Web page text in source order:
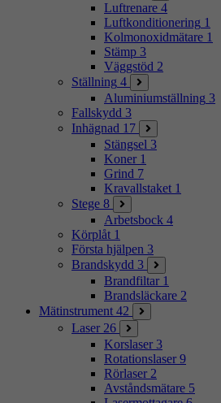
Luftrenare 4
Luftkonditionering 1
Kolmonoxidmätare 1
Stämp 3
Väggstöd 2
Ställning 4
Aluminiumställning 3
Fallskydd 3
Inhägnad 17
Stängsel 3
Koner 1
Grind 7
Kravallstaket 1
Stege 8
Arbetsbock 4
Körplåt 1
Första hjälpen 3
Brandskydd 3
Brandfiltar 1
Brandsläckare 2
Mätinstrument 42
Laser 26
Korslaser 3
Rotationslaser 9
Rörlaser 2
Avståndsmätare 5